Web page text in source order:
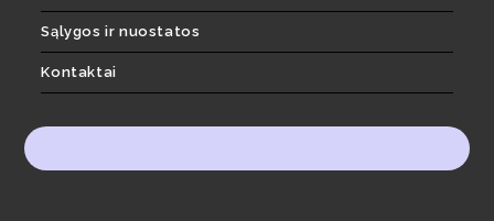
Sąlygos ir nuostatos
Kontaktai